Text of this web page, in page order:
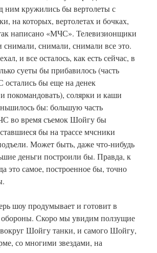
ним кружились бы вертолеты с
на которых, вертолетах и бочках,
написано «МЧС». Телевизионщики
снимали, снимали, снимали все это.
и все осталось, как есть сейчас, в
суеты бы прибавилось (часть
остались бы еще на денек
и покомандовать), солярки и каши
бы: большую часть
во время съемок Шойгу бы
бы на трассе мчсники
Может быть, даже что-нибудь
деньги построили бы. Правда, к
это самое, построенное бы, точно
шоу продумывает и готовит в
Скоро мы увидим ползущие
Шойгу танки, и самого Шойгу,
со многими звездами, на